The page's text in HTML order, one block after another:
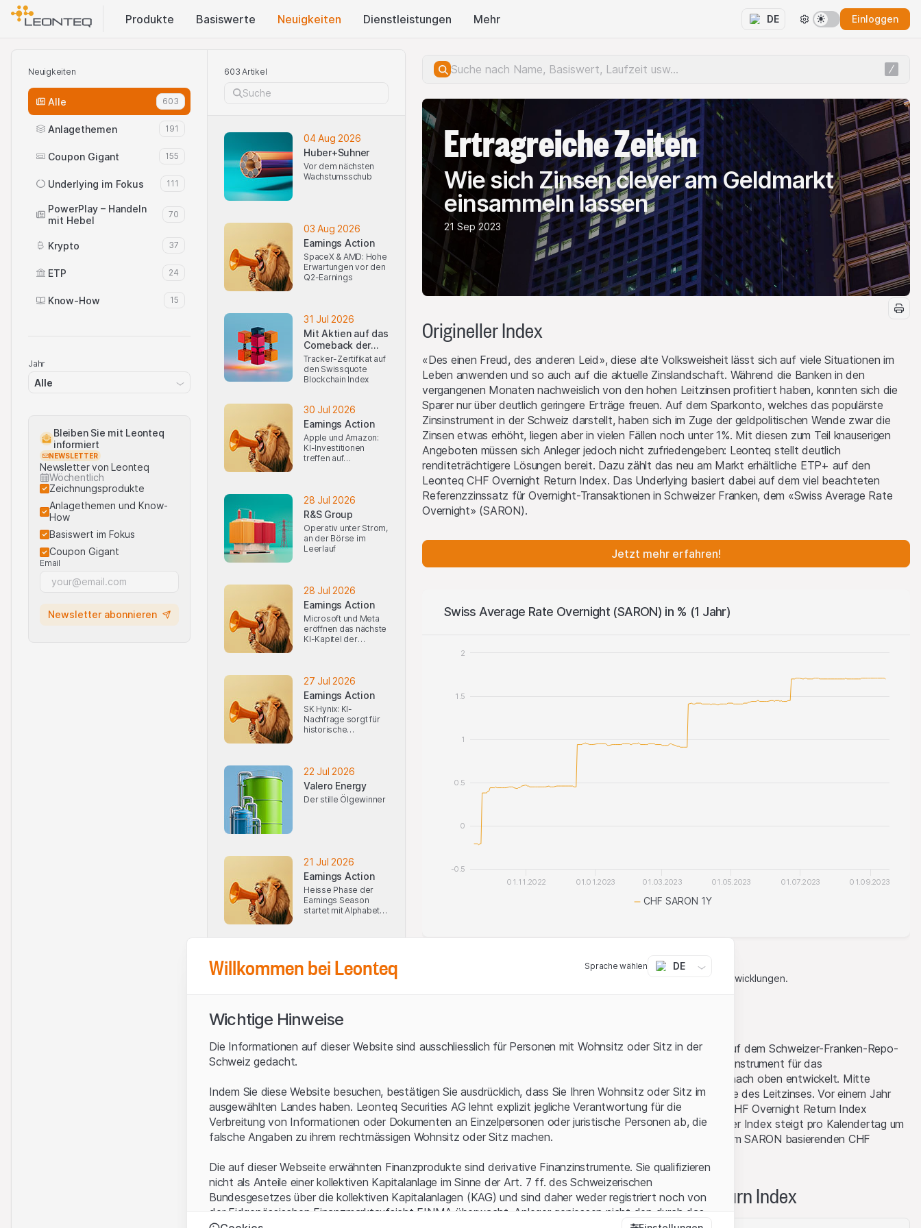
Produkte Basis​werte Neuigkeiten Dienstleistungen Mehr DE Einloggen
Neuigkeiten
Alle 603
Anlagethemen 191
Coupon Gigant 155
Underlying im Fokus 111
PowerPlay – Handeln
mit Hebel
70
Krypto 37
ETP 24
Know-How 15
Jahr
Alle
Bleiben Sie mit Leonteq
informiert
NEWSLETTER
Newsletter von Leonteq
Wöchentlich
Zeichnungsprodukte
Anlagethemen und Know-
How
Basiswert im Fokus
Coupon Gigant
Email
Newsletter abonnieren
603 Artikel
04 Aug 2026
Huber+Suhner
Vor dem nächsten
Wachstumsschub
03 Aug 2026
Earnings Action
SpaceX & AMD: Hohe
Erwartungen vor den
Q2-Earnings
31 Jul 2026
Mit Aktien auf das
Comeback der
Kryptobranche
setzen
Tracker-Zertifikat auf
den Swissquote
Blockchain Index
30 Jul 2026
Earnings Action
Apple und Amazon:
KI-Investitionen
treffen auf
28 Jul 2026
R&S Group
Operativ unter Strom,
an der Börse im
Leerlauf
28 Jul 2026
Earnings Action
Microsoft und Meta
eröffnen das nächste
KI-Kapitel der
27 Jul 2026
Earnings Action
SK Hynix: KI-
Nachfrage sorgt für
historische
22 Jul 2026
Valero Energy
Der stille Ölgewinner
21 Jul 2026
Earnings Action
Heisse Phase der
Earnings Season
startet mit Alphabet
Ein gewichtiges
Quartett
Zertifikat auf Tech-
Giganten
15 Jul 2026
15 Jul 2026
Netflix vor den
Zahlen: Wer gewinnt
den Kampf um die
Bildschirmzeit?
Ertragreiche Zeiten
Wie sich Zinsen clever am Geldmarkt
einsammeln lassen
21 Sep 2023
Origineller Index
«Des einen Freud, des anderen Leid», diese alte Volksweisheit lässt sich auf viele Situationen im
Leben anwenden und so auch auf die aktuelle Zinslandschaft. Während die Banken in den
vergangenen Monaten nachweislich von den hohen Leitzinsen profitiert haben, konnten sich die
Sparer nur über deutlich geringere Erträge freuen. Auf dem Sparkonto, welches das populärste
Zinsinstrument in der Schweiz darstellt, haben sich im Zuge der geldpolitischen Wende zwar die
Zinsen etwas erhöht, liegen aber in vielen Fällen noch unter 1%. Mit diesen zum Teil knauserigen
Angeboten müssen sich Anleger jedoch nicht zufriedengeben: Leonteq stellt deutlich
renditeträchtigere Lösungen bereit. Dazu zählt das neu am Markt erhältliche ETP+ auf den
Leonteq CHF Overnight Return Index. Das Underlying basiert dabei auf dem viel beachteten
Referenzzinssatz für Overnight-Transaktionen in Schweizer Franken, dem «Swiss Average Rate
Overnight» (SARON).
Jetzt mehr erfahren!
Swiss Average Rate Overnight (SARON) in % (1 Jahr)
CHF SARON 1Y
01.11.2022 01.01.2023 01.03.2023 01.05.2023 01.07.2023 01.09.2023
-0.5
0
0.5
1
1.5
2
Quelle: Bloomberg, Stand: 18.09.2023
Historische Daten sind kein verlässlicher Indikator für zukünftige Entwicklungen.
Der «Swiss Average Rate Overnight», ein Tagesgeldsatz, der auf dem Schweizer-Franken-Repo-
Markt basiert und als kurzfristiges Refinanzierungs- und Anlageinstrument für das
Liquiditätsmanagement genutzt wird, hat sich zuletzt deutlich nach oben entwickelt. Mitte
September lag der Zins bei 1.70% und damit knapp auf der Höhe des Leitzinses. Vor einem Jahr
notierte der SARON noch im negativen Bereich. Der Leonteq CHF Overnight Return Index
sammelt die Verzinsung des Geldmarktsatzes ein, das heisst, der Index steigt pro Kalendertag um
1/360 des Referenzzinses. So beträgt der Anstieg beim auf dem SARON basierenden CHF
ETP+ auf den Leonteq CHF Overnight Return Index
Willkommen bei Leonteq Sprache wählen DE
Wichtige Hinweise
Die Informationen auf dieser Website sind ausschliesslich für Personen mit Wohnsitz oder Sitz in der
Schweiz gedacht.
Indem Sie diese Website besuchen, bestätigen Sie ausdrücklich, dass Sie Ihren Wohnsitz oder Sitz im
ausgewählten Landes haben. Leonteq Securities AG lehnt explizit jegliche Verantwortung für die
Verbreitung von Informationen oder Dokumenten an Einzelpersonen oder juristische Personen ab, die
falsche Angaben zu ihrem rechtmässigen Wohnsitz oder Sitz machen.
Die auf dieser Webseite erwähnten Finanzprodukte sind derivative Finanzinstrumente. Sie qualifizieren
nicht als Anteile einer kollektiven Kapitalanlage im Sinne der Art. 7 ff. des Schweizerischen
Bundesgesetzes über die kollektiven Kapitalanlagen (KAG) und sind daher weder registriert noch von
der Eidgenössischen Finanzmarktaufsicht FINMA überwacht. Anleger geniessen nicht den durch das